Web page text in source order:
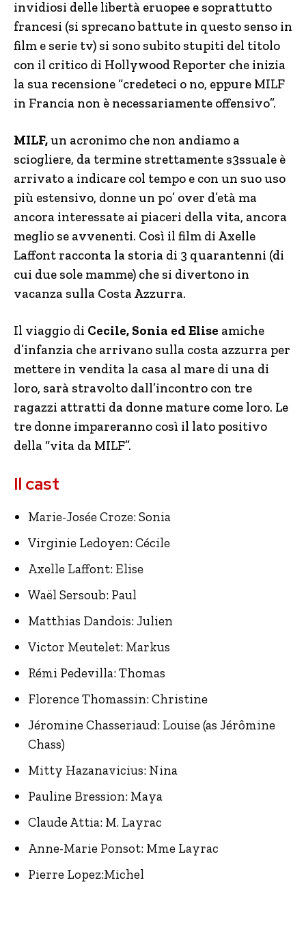
invidiosi delle libertà eruopee e soprattutto
francesi (si sprecano battute in questo senso in
film e serie tv) si sono subito stupiti del titolo
con il critico di Hollywood Reporter che inizia
la sua recensione “credeteci o no, eppure MILF
in Francia non è necessariamente offensivo”.
MILF,un acronimo che non andiamo a
sciogliere, da termine strettamente s3ssuale è
arrivato a indicare col tempo e con un suo uso
più estensivo, donne un po’ over d’età ma
ancora interessate ai piaceri della vita, ancora
meglio se avvenenti. Così il film di Axelle
Laffont racconta la storia di 3 quarantenni (di
cui due sole mamme) che si divertono in
vacanza sulla Costa Azzurra.
Il viaggio di Cecile, Sonia ed Elise amiche
d’infanzia che arrivano sulla costa azzurra per
mettere in vendita la casa al mare di una di
loro, sarà stravolto dall’incontro con tre
ragazzi attratti da donne mature come loro. Le
tre donne impareranno così il lato positivo
della “vita da MILF”.
Il cast
Marie-Josée Croze: Sonia
Virginie Ledoyen: Cécile
Axelle Laffont: Elise
Waël Sersoub: Paul
Matthias Dandois: Julien
Victor Meutelet: Markus
Rémi Pedevilla: Thomas
Florence Thomassin: Christine
Jéromine Chasseriaud: Louise (as Jérômine
Chass)
Mitty Hazanavicius: Nina
Pauline Bression: Maya
Claude Attia: M. Layrac
Anne-Marie Ponsot: Mme Layrac
Pierre Lopez:Michel